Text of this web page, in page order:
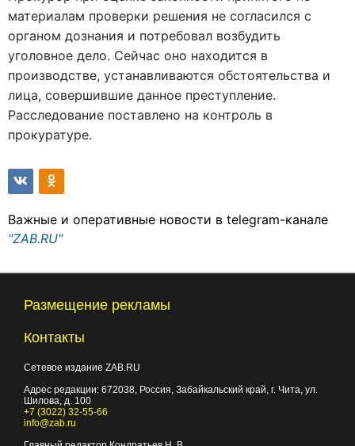
материалам проверки решения не согласился с
органом дознания и потребовал возбудить
уголовное дело. Сейчас оно находится в
производстве, устанавливаются обстоятельства и
лица, совершившие данное преступление.
Расследование поставлено на контроль в
прокуратуре.
Важные и оперативные новости в telegram-канале
"ZAB.RU"
Размещение рекламы
Контакты
Сетевое издание ZAB.RU
Адрес редакции: 672038, Россия, Забайкальский край, г. Чита, ул.
Шилова, д. 100
+7 (3022) 32-55-66
info@zab.ru